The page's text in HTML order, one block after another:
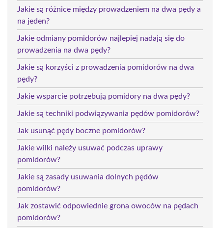
Jakie są różnice między prowadzeniem na dwa pędy a
na jeden?
Jakie odmiany pomidorów najlepiej nadają się do
prowadzenia na dwa pędy?
Jakie są korzyści z prowadzenia pomidorów na dwa
pędy?
Jakie wsparcie potrzebują pomidory na dwa pędy?
Jakie są techniki podwiązywania pędów pomidorów?
Jak usunąć pędy boczne pomidorów?
Jakie wilki należy usuwać podczas uprawy
pomidorów?
Jakie są zasady usuwania dolnych pędów
pomidorów?
Jak zostawić odpowiednie grona owoców na pędach
pomidorów?